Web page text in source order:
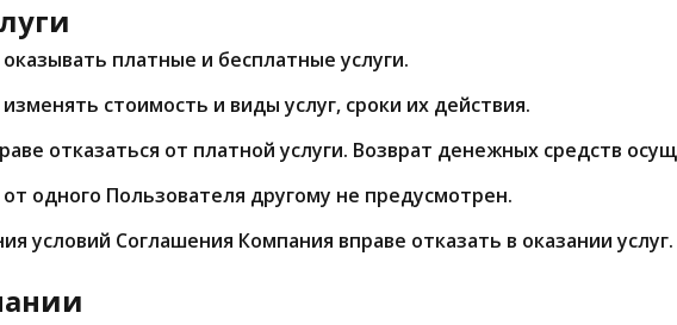
платные и бесплатные услуги.
стоимость и виды услуг, сроки их действия.
отказаться от платной услуги. Возврат денежных средств
одного Пользователя другому не предусмотрен.
условий Соглашения Компания вправе отказать в оказании